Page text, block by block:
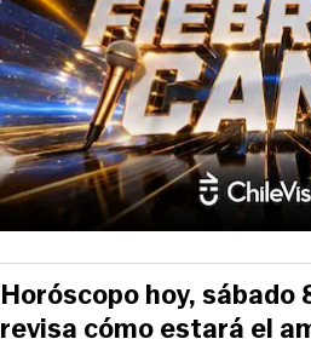
Horóscopo hoy, sábado
revisa cómo estará el